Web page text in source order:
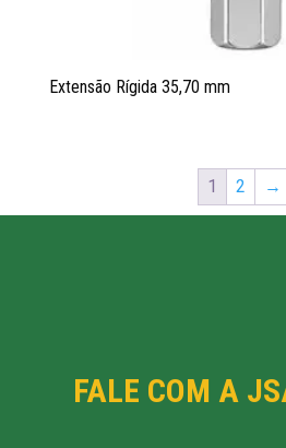
Extensão Rígida 35,70 mm
1 2 →
FALE COM A